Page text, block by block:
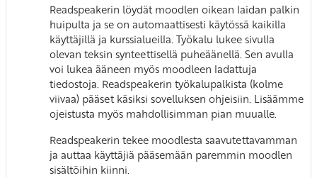
Readspeakerin löydät moodlen oikean laidan palkin
huipulta ja se on automaattisesti käytössä kaikilla
käyttäjillä ja kurssialueilla. Työkalu lukee sivulla
olevan teksin synteettisellä puheäänellä. Sen avulla
voi lukea ääneen myös moodleen ladattuja
tiedostoja. Readspeakerin työkalupalkista (kolme
viivaa) pääset käsiksi sovelluksen ohjeisiin. Lisäämme
ojeistusta myös mahdollisimman pian muualle.
Readspeakerin tekee moodlesta saavutettavamman
ja auttaa käyttäjiä pääsemään paremmin moodlen
sisältöihin kiinni.